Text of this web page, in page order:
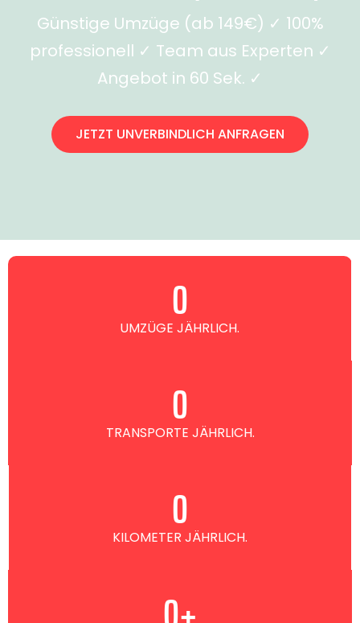
Günstige Umzüge (ab 149€) ✓ 100%
professionell ✓ Team aus Experten ✓
Angebot in 60 Sek. ✓
JETZT UNVERBINDLICH ANFRAGEN
UMZÜGE JÄHRLICH.
0
TRANSPORTE JÄHRLICH.
0
KILOMETER JÄHRLICH.
0